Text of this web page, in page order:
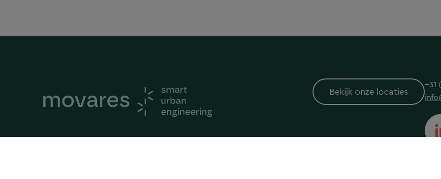
Bekijk onze locaties
+31